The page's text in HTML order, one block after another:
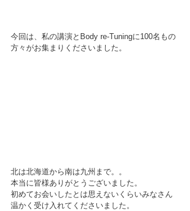
今回は、私の講演とBody re-Tuningに100名もの
方々がお集まりくださいました。
北は北海道から南は九州まで。。
本当に皆様ありがとうございました。
初めてお会いしたとは思えないくらいみなさん
温かく受け入れてくださいました。